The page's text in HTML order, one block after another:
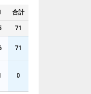
合計
71
71
0